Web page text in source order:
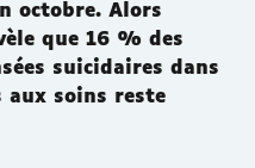
octobre. Alors
que 16 % des
suicidaires dans
aux soins reste